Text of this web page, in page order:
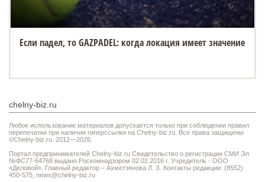
Если падел, то GAZPADEL: когда локация имеет значение
chelny-biz.ru
Любое использование материалов допускается только при соблюдении правил
перепечатки при наличии гиперссылки на Chelny-biz.ru. Все права защищены
©Chelny-biz.ru. 2012—2026.
Портал предпринимателей Chelny-biz.ru Свидетельство о регистрации СМИ Эл
№ФС77-64768 выдано Роскомнадзором 02.02.2016 г. Учредитель - ООО
«Деловой». Главный редактор – Ахметзянова Л. З. Контакты редакции: (8552)
450-575, news@chelny-biz.ru